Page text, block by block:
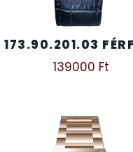
173.90.201.03
139000 Ft